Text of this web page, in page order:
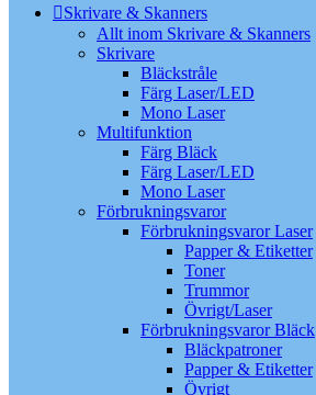
Skrivare & Skanners
Allt inom Skrivare & Skanners
Skrivare
Bläckstråle
Färg Laser/LED
Mono Laser
Multifunktion
Färg Bläck
Färg Laser/LED
Mono Laser
Förbrukningsvaror
Förbrukningsvaror Laser
Papper & Etiketter
Toner
Trummor
Övrigt/Laser
Förbrukningsvaror Bläck
Bläckpatroner
Papper & Etiketter
Övrigt